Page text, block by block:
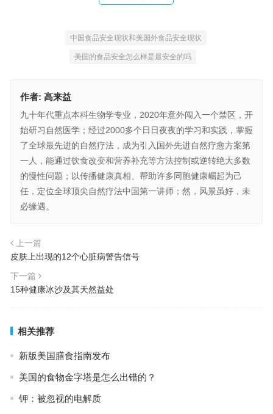
中国食品安全现状和美国外食品安全现状
美国的食品安全怎么样是最安全的吗
作者: 高来益
九十年代重点本科生物学专业，2020年意外闯入一个禁区，开
始研习自然医学；经过2000多个日日夜夜的学习和实践，掌握
了全球最先进的自然疗法，成为引入国外先进自然疗愈方案第
一人，能通过饮食改变和营养补充等方法控制或逆转绝大多数
的慢性问题；以传播健康真相、帮助许多同胞健康崛起为己
任，定位全球顶尖自然疗法中国第一讲师；然，风景虽好，未
必缘遇。
上一篇
皮肤上出现的12个心脏病警告信号
下一篇
15种健康冰沙及其天然益处
相关推荐
新版美国膳食指南发布
美国的食物金字塔是怎么出错的？
钾：被忽视的电解质